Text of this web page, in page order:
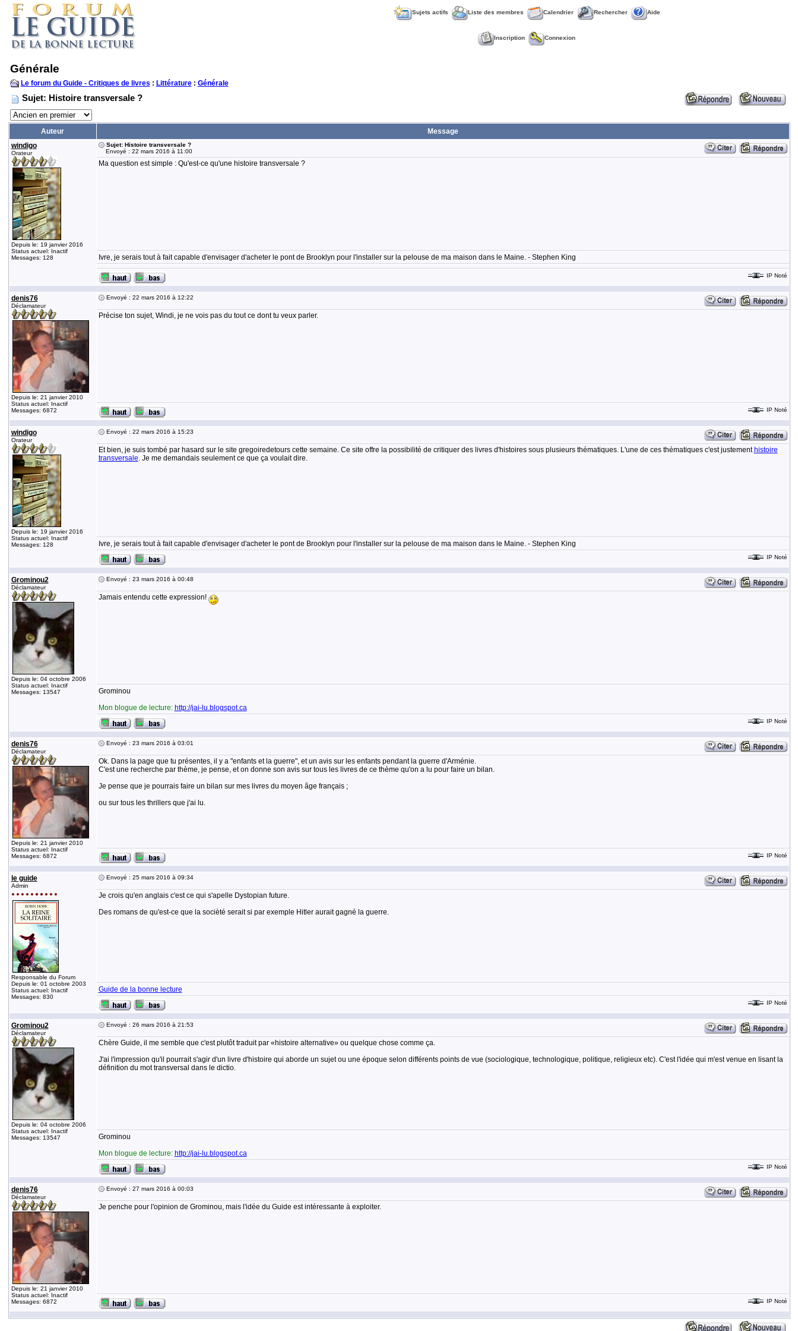
Sujets actifs Liste des membres Calendrier Rechercher Aide
Inscription Connexion
Générale
Le forum du Guide - Critiques de livres : Littérature: Générale
Sujet: Histoire transversale ?
Auteur
Message
windigo
Orateur
Depuis le: 19 janvier 2016
Status actuel: Inactif
Messages: 128
Sujet: Histoire transversale ?
Envoyé : 22 mars 2016 à 11:00
Ma question est simple : Qu'est-ce qu'une histoire transversale ?
Ivre, je serais tout à fait capable d'envisager d'acheter le pont de Brooklyn pour l'installer sur la pelouse de ma maison dans le Maine. - Stephen King
IP Noté
denis76
Déclamateur
Depuis le: 21 janvier 2010
Status actuel: Inactif
Messages: 6872
Envoyé : 22 mars 2016 à 12:22
Précise ton sujet, Windi, je ne vois pas du tout ce dont tu veux parler.
IP Noté
windigo
Orateur
Depuis le: 19 janvier 2016
Status actuel: Inactif
Messages: 128
Envoyé : 22 mars 2016 à 15:23
Et bien, je suis tombé par hasard sur le site gregoiredetours cette semaine. Ce site offre la possibilité de critiquer des livres d'histoires sous plusieurs thématiques. L'une de ces thématiques c'est justement histoire
transversale. Je me demandais seulement ce que ça voulait dire.
Ivre, je serais tout à fait capable d'envisager d'acheter le pont de Brooklyn pour l'installer sur la pelouse de ma maison dans le Maine. - Stephen King
IP Noté
Grominou2
Déclamateur
Depuis le: 04 octobre 2006
Status actuel: Inactif
Messages: 13547
Envoyé : 23 mars 2016 à 00:48
Jamais entendu cette expression!
Grominou
Mon blogue de lecture: http://jai-lu.blogspot.ca
IP Noté
denis76
Déclamateur
Depuis le: 21 janvier 2010
Status actuel: Inactif
Messages: 6872
Envoyé : 23 mars 2016 à 03:01
Ok. Dans la page que tu présentes, il y a "enfants et la guerre", et un avis sur les enfants pendant la guerre d'Arménie.
C'est une recherche par thème, je pense, et on donne son avis sur tous les livres de ce thème qu'on a lu pour faire un bilan.
Je pense que je pourrais faire un bilan sur mes livres du moyen âge français ;
ou sur tous les thrillers que j'ai lu.
IP Noté
le guide
Admin
Responsable du Forum
Depuis le: 01 octobre 2003
Status actuel: Inactif
Messages: 830
Envoyé : 25 mars 2016 à 09:34
Je crois qu'en anglais c'est ce qui s'apelle Dystopian future.
Des romans de qu'est-ce que la socièté serait si par exemple Hitler aurait gagné la guerre.
Guide de la bonne lecture
IP Noté
Grominou2
Déclamateur
Depuis le: 04 octobre 2006
Status actuel: Inactif
Messages: 13547
Envoyé : 26 mars 2016 à 21:53
Chère Guide, il me semble que c'est plutôt traduit par «histoire alternative» ou quelque chose comme ça.
J'ai l'impression qu'il pourrait s'agir d'un livre d'histoire qui aborde un sujet ou une époque selon différents points de vue (sociologique, technologique, politique, religieux etc). C'est l'idée qui m'est venue en lisant la
définition du mot transversal dans le dictio.
Grominou
Mon blogue de lecture: http://jai-lu.blogspot.ca
IP Noté
denis76
Déclamateur
Depuis le: 21 janvier 2010
Status actuel: Inactif
Messages: 6872
Envoyé : 27 mars 2016 à 00:03
Je penche pour l'opinion de Grominou, mais l'idée du Guide est intéressante à exploiter.
IP Noté